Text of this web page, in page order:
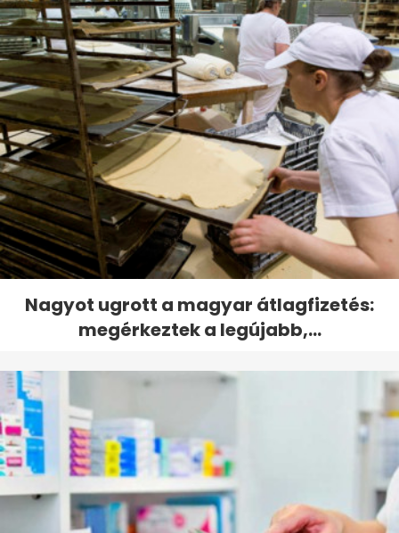
Nagyot ugrott a magyar átlagfizetés:
megérkeztek a legújabb,...